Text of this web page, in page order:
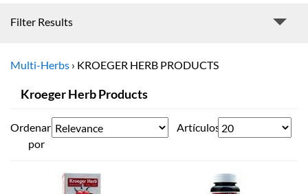
Filter Results
Multi-Herbs › KROEGER HERB PRODUCTS
Kroeger Herb Products
Ordenar
por
Artículos